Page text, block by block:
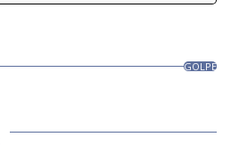
GOLPE